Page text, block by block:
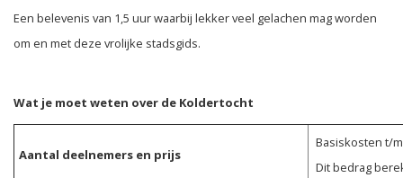
Een belevenis van 1,5 uur waarbij lekker veel gelachen mag worden
om en met deze vrolijke stadsgids.
Wat je moet weten over de Koldertocht
Aantal deelnemers en prijs
Basiskosten t/
Dit bedrag